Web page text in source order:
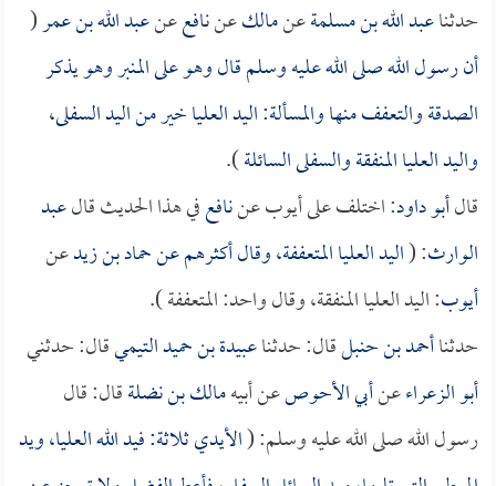
حدثناعبد الله بن مسلمةعنمالكعننافععنعبد الله بن عمر(
أن رسول الله صلى الله عليه وسلم قال وهو على المنبر وهو يذكر
الصدقة والتعفف منها والمسألة: اليد العليا خير من اليد السفلى،
واليد العليا المنفقة والسفلى السائلة).
قالأبو داود: اختلف على أيوب عننافعفي هذا الحديث قالعبد
الوارث: (اليد العليا المتعففة، وقال أكثرهم عنحماد بن زيدعن
أيوب: اليد العليا المنفقة، وقال واحد: المتعففة ).
حدثناأحمد بن حنبلقال: حدثناعبيدة بن حميد التيميقال: حدثني
أبو الزعراءعنأبي الأحوصعن أبيهمالك بن نضلةقال: قال
رسول الله صلى الله عليه وسلم: (الأيدي ثلاثة: فيد الله العليا، ويد